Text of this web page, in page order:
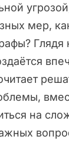
мер,
Глядя
на